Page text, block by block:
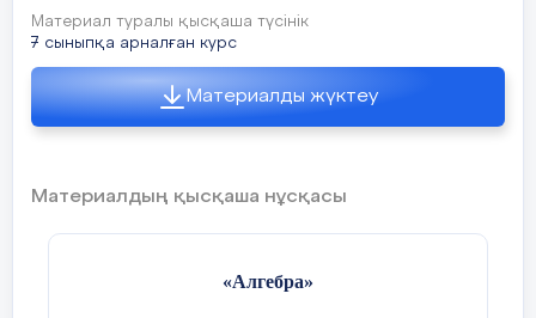
Материал туралы қысқаша түсінік
7 сыныпқа арналған курс
Материалды жүктеу
Материалдың қысқаша нұсқасы
«Алгебра»